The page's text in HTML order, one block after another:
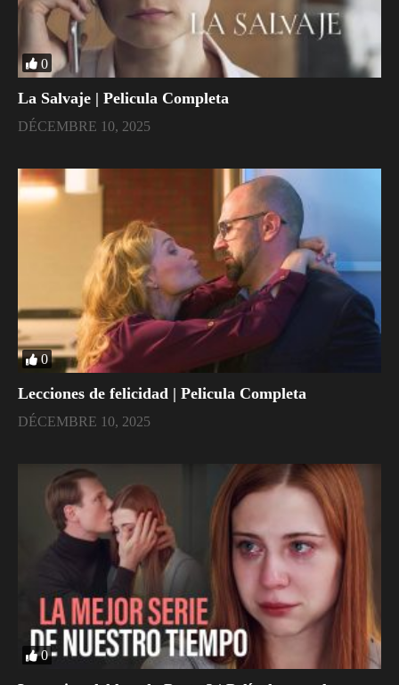
0
La Salvaje | Pelicula Completa
DÉCEMBRE 10, 2025
0
Lecciones de felicidad | Pelicula Completa
DÉCEMBRE 10, 2025
0